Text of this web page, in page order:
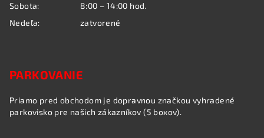
Sobota:
8:00 – 14:00 hod.
Nedeľa:
zatvorené
PARKOVANIE
Priamo pred obchodom je dopravnou značkou vyhradené
parkovisko pre našich zákazníkov (5 boxov).